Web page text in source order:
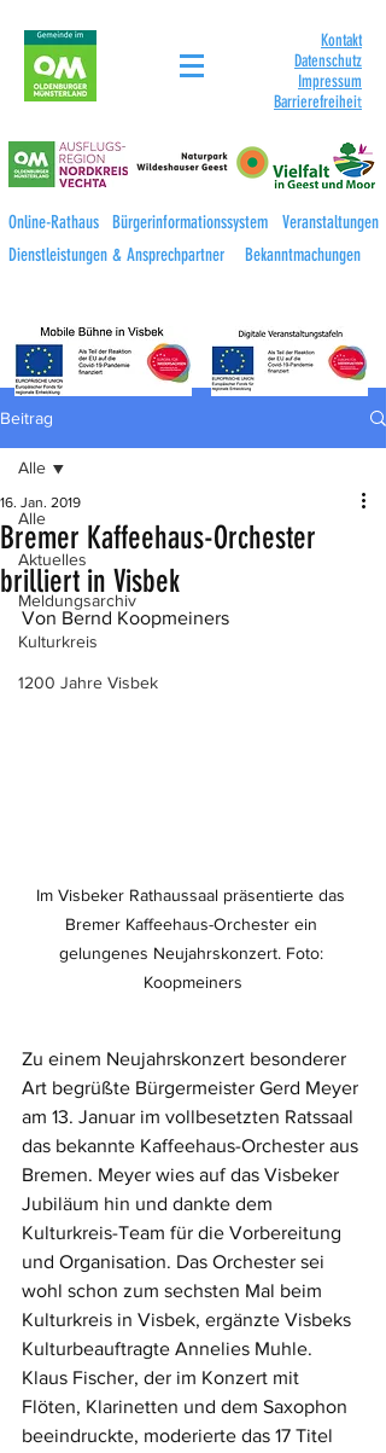
Kontakt
Datenschutz
Impressum
Barrierefreiheit
Online-Rathaus Bürgerinformationssystem
Veranstaltungen
Dienstleistungen & Ansprechpartner
Bekanntmachungen
Beitrag
Alle
Aktuelles
Meldungsarchiv
Kulturkreis
1200 Jahre Visbek
Alle
Bremer Kaffeehaus-Orchester
brilliert in Visbek
16. Jan. 2019
Von Bernd Koopmeiners
Im Visbeker Rathaussaal präsentierte das
Bremer Kaffeehaus-Orchester ein
gelungenes Neujahrskonzert. Foto:
Koopmeiners
Zu einem Neujahrskonzert besonderer
Art begrüßte Bürgermeister Gerd Meyer
am 13. Januar im vollbesetzten Ratssaal
das bekannte Kaffeehaus-Orchester aus
Bremen. Meyer wies auf das Visbeker
Jubiläum hin und dankte dem
Kulturkreis-Team für die Vorbereitung
und Organisation. Das Orchester sei
wohl schon zum sechsten Mal beim
Kulturkreis in Visbek, ergänzte Visbeks
Kulturbeauftragte Annelies Muhle.
Klaus Fischer, der im Konzert mit
Flöten, Klarinetten und dem Saxophon
beeindruckte, moderierte das 17 Titel